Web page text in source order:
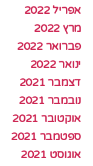
אפריל 2022
מרץ 2022
פברואר 2022
ינואר 2022
דצמבר 2021
נובמבר 2021
אוקטובר 2021
ספטמבר 2021
אוגוסט 2021